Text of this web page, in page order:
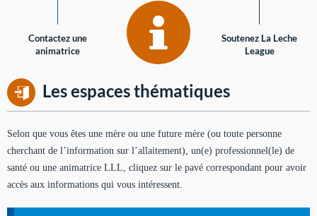
Contactez une
animatrice
Soutenez La Leche
League
Les espaces thématiques
Selon que vous êtes une mère ou une future mère (ou toute personne
cherchant de l’information sur l’allaitement), un(e) professionnel(le) de
santé ou une animatrice LLL, cliquez sur le pavé correspondant pour avoir
accès aux informations qui vous intéressent.